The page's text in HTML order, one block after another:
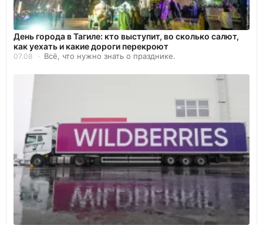
День города в Тагиле: кто выступит, во сколько салют,
как уехать и какие дороги перекроют
07.08 Всё, что нужно знать о празднике.